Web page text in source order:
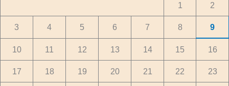
1 2
3 4 5 6 7 8 9
10 11 12 13 14 15 16
17 18 19 20 21 22 23